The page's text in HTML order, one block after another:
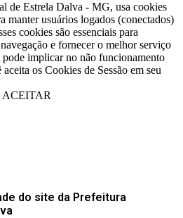
de Estrela Dalva - MG, usa cookies
manter usuários logados (conectados)
cookies são essenciais para
e fornecer o melhor serviço
implicar no não funcionamento
os Cookies de Sessão em seu
ACEITAR
do site da Prefeitura